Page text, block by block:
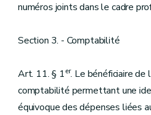
numéros joints dans le cadre
Section 3. - Comptabilité
Art. 11. § 1er. Le bénéficiaire
comptabilité permettant une
équivoque des dépenses liées